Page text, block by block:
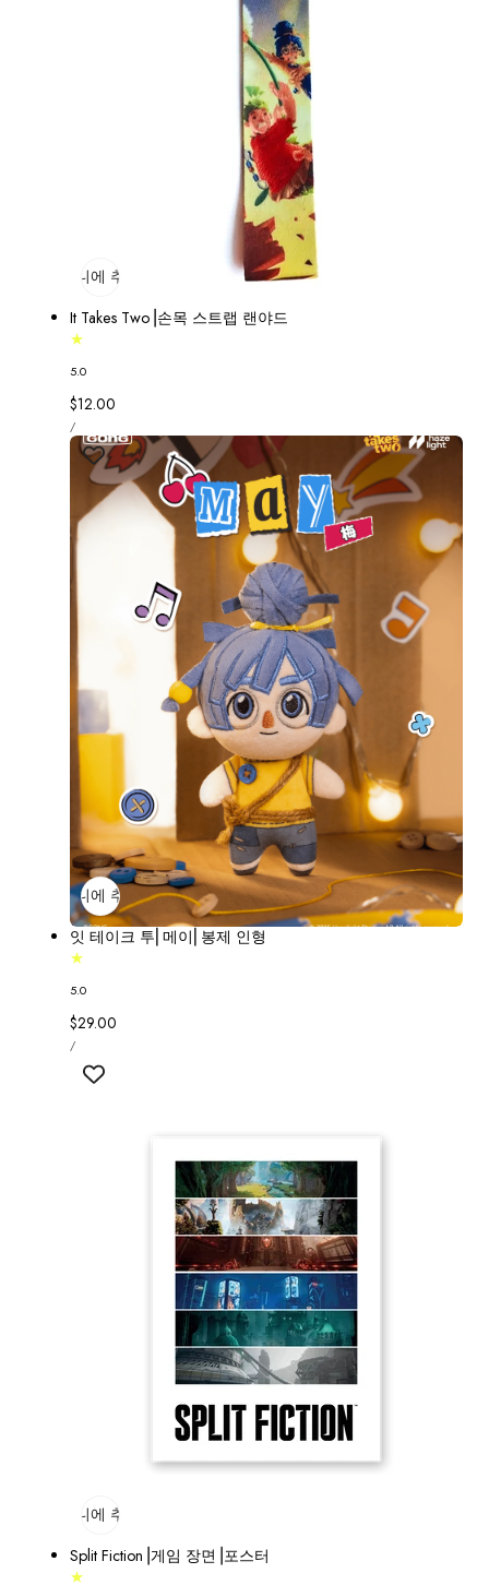
장바구니에 추가
It Takes Two⎟손목 스트랩 랜야드
5.0
정
가
$12.00
단
가
/당
장바구니에 추가매진
잇 테이크 투⎢메이⎢봉제 인형
5.0
정
가
$29.00
단
가/당
장바구니에 추가
Split Fiction⎟게임 장면⎟포스터